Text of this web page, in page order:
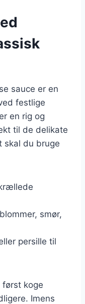
sauce er en
festlige
en rig og
til de delikate
skal du bruge
smør,
persille til
koge
Imens